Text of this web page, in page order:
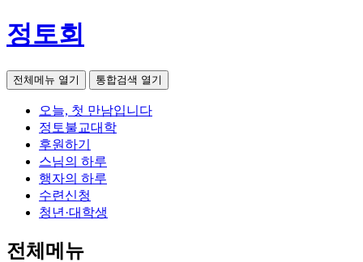
정토회
전체메뉴 열기 통합검색 열기
오늘, 첫 만남입니다
정토불교대학
후원하기
스님의 하루
행자의 하루
수련신청
청년·대학생
전체메뉴